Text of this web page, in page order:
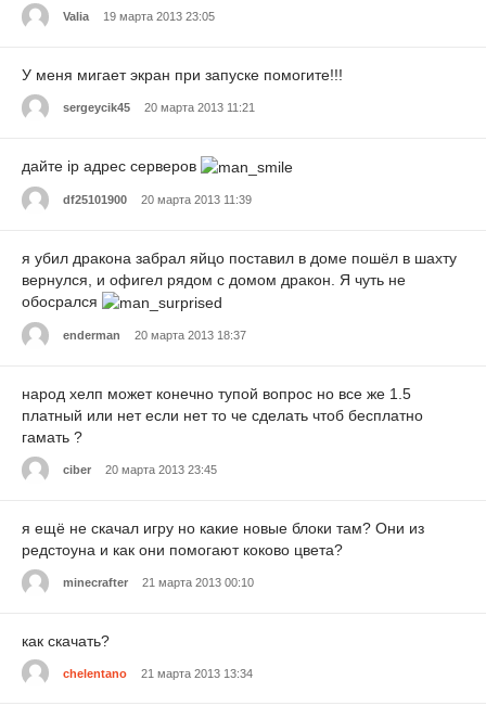
Valia 19 марта 2013 23:05
У меня мигает экран при запуске помогите!!!
sergeycik45 20 марта 2013 11:21
дайте ip адрес серверов
df25101900 20 марта 2013 11:39
я убил дракона забрал яйцо поставил в доме пошёл в шахту
вернулся, и офигел рядом с домом дракон. Я чуть не
обосрался
enderman 20 марта 2013 18:37
народ хелп может конечно тупой вопрос но все же 1.5
платный или нет если нет то че сделать чтоб бесплатно
гамать ?
ciber 20 марта 2013 23:45
я ещё не скачал игру но какие новые блоки там? Они из
редстоуна и как они помогают коково цвета?
minecrafter 21 марта 2013 00:10
как скачать?
chelentano 21 марта 2013 13:34